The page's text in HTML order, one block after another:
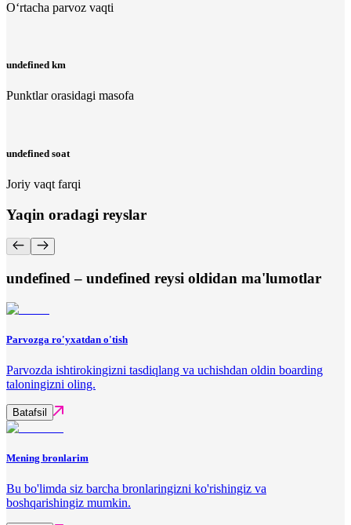
O‘rtacha parvoz vaqti
undefined km
Punktlar orasidagi masofa
undefined soat
Joriy vaqt farqi
Yaqin oradagi reyslar
undefined – undefined reysi oldidan ma'lumotlar
Parvozga ro'yxatdan o'tish
Parvozda ishtirokingizni tasdiqlang va uchishdan oldin boarding
taloningizni oling.
Batafsil
Mening bronlarim
Bu bo'limda siz barcha bronlaringizni ko'rishingiz va
boshqarishingiz mumkin.